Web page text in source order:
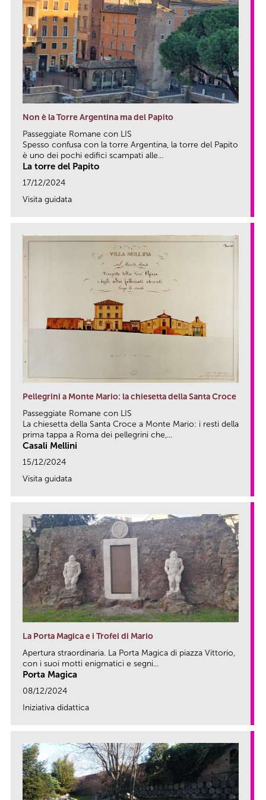
Non è la Torre Argentina ma del Papito
Passeggiate Romane con LIS
Spesso confusa con la torre Argentina, la torre del Papito
è uno dei pochi edifici scampati alle...
La torre del Papito
17/12/2024
Visita guidata
Pellegrini a Monte Mario: la chiesetta della Santa Croce
Passeggiate Romane con LIS
La chiesetta della Santa Croce a Monte Mario: i resti della
prima tappa a Roma dei pellegrini che,...
Casali Mellini
15/12/2024
Visita guidata
La Porta Magica e i Trofei di Mario
Apertura straordinaria. La Porta Magica di piazza Vittorio,
con i suoi motti enigmatici e segni...
Porta Magica
08/12/2024
Iniziativa didattica